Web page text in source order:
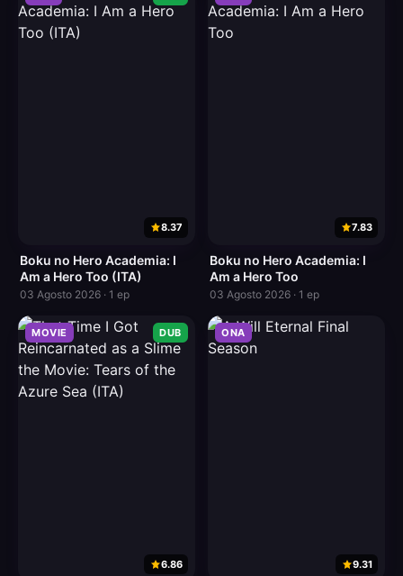
8.37
Boku no Hero Academia: I
Am a Hero Too (ITA)
03 Agosto 2026 · 1 ep
7.83
Boku no Hero Academia: I
Am a Hero Too
03 Agosto 2026 · 1 ep
MOVIE DUB
6.86
ONA
9.31